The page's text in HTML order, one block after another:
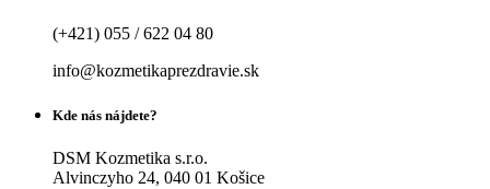
(+421) 055 / 622 04 80
info@kozmetikaprezdravie.sk
Kde nás nájdete?
DSM Kozmetika s.r.o.
Alvinczyho 24, 040 01 Košice